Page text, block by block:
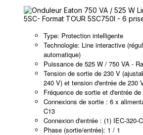
Type: Protection intelligente
Technologie: Line interactive
automatique)
Puissance de 525 W / 750 VA -
Tension de sortie de 230 V
240 V) et tension d'entrée de 230
Fréquence de sortie et d'entrée de
Connexions de sortie : 6 x
C13
Connexion d'entrée : (1) IEC-320-
Phase (sortie/entrée): 1 / 1